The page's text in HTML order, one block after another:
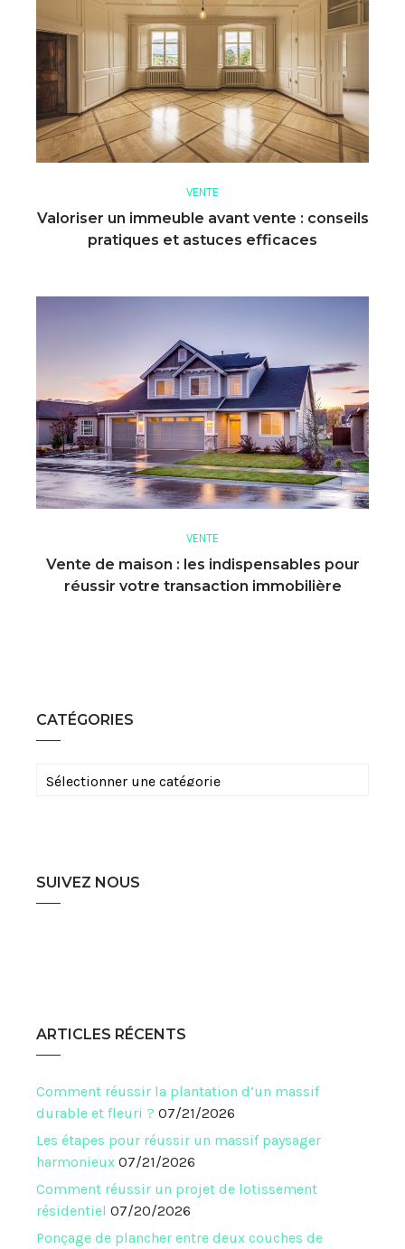
VENTE
Valoriser un immeuble avant vente : conseils
pratiques et astuces efficaces
VENTE
Vente de maison : les indispensables pour
réussir votre transaction immobilière
CATÉGORIES
Catégories
SUIVEZ NOUS
ARTICLES RÉCENTS
Comment réussir la plantation d’un massif
durable et fleuri ? 07/21/2026
Les étapes pour réussir un massif paysager
harmonieux 07/21/2026
Comment réussir un projet de lotissement
résidentiel 07/20/2026
Ponçage de plancher entre deux couches de